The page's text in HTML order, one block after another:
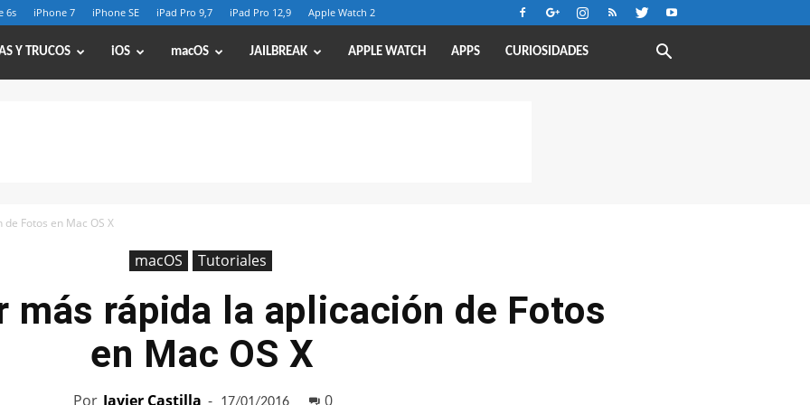
6s iPhone 7 iPhone SE iPad Pro 9,7 iPad Pro 12,9 Apple Watch 2
Y TRUCOS iOS macOS JAILBREAK APPLE WATCH APPS CURIOSIDADES
Fotos en Mac OS X
macOS Tutoriales
más rápida la aplicación de Fotos
en Mac OS X
Por Javier Castilla - 0